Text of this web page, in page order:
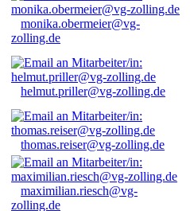
monika.obermeier@vg-
zolling.de
helmut.priller@vg-zolling.de
thomas.reiser@vg-zolling.de
maximilian.riesch@vg-
zolling.de